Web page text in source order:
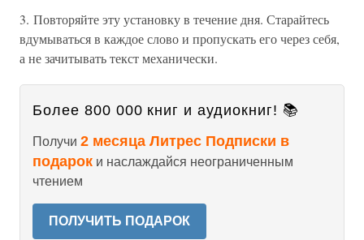
3. Повторяйте эту установку в течение дня. Старайтесь
вдумываться в каждое слово и пропускать его через себя,
а не зачитывать текст механически.
Более 800 000 книг и аудиокниг! 📚
Получи 2 месяца Литрес Подписки в
подарок и наслаждайся неограниченным
чтением
ПОЛУЧИТЬ ПОДАРОК